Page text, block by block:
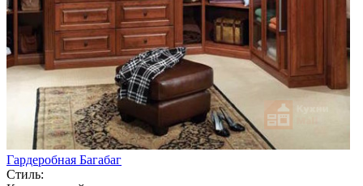
Гардеробная Багабаг
Стиль: